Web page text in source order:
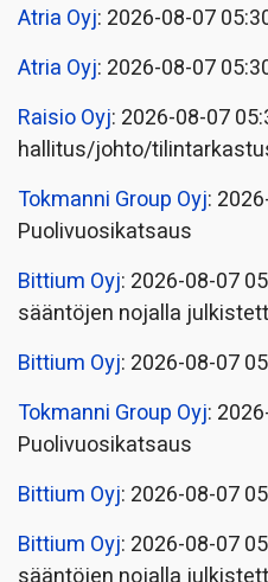
Atria Oyj: 2026-08-07
Atria Oyj: 2026-08-07
Raisio Oyj: 2026-08-07
hallitus/johto/
Tokmanni Group Oyj:
Puolivuosikatsaus
Bittium Oyj: 2026-08-07
sääntöjen nojalla
Bittium Oyj: 2026-08-07
Tokmanni Group Oyj:
Puolivuosikatsaus
Bittium Oyj: 2026-08-07
Bittium Oyj: 2026-08-07